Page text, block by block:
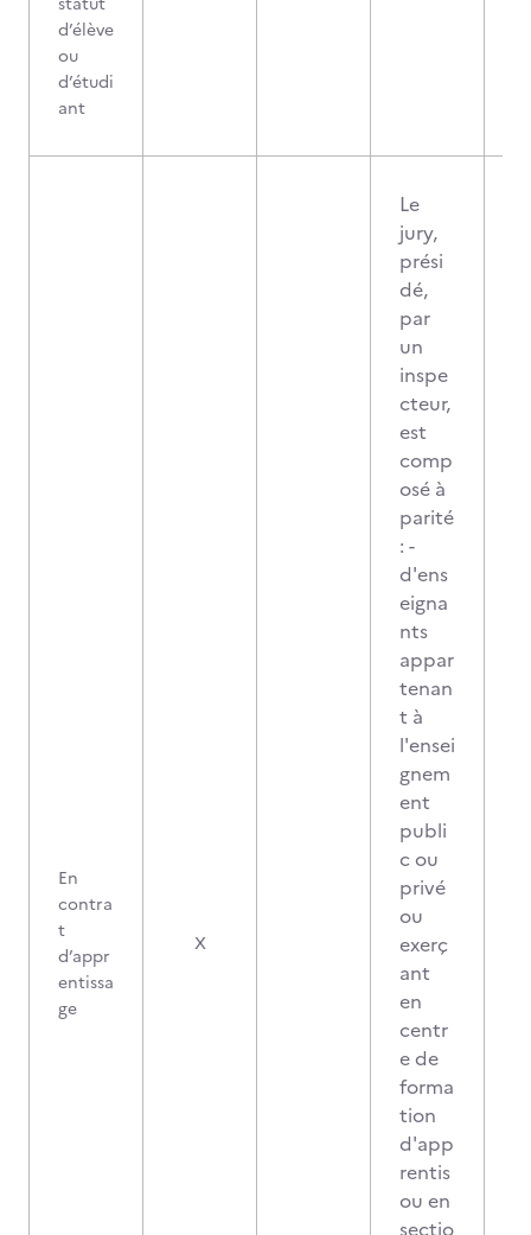
d’élève
ou
d’étudi
ant
En
contra
t
d’appr
entissa
ge
X
Le
jury,
prési
dé,
par
un
inspe
cteur,
est
comp
osé à
parité
: -
d'ens
eigna
nts
appar
tenan
t à
l'ensei
gnem
ent
publi
c ou
privé
ou
exerç
ant
en
centr
e de
forma
tion
d'app
rentis
ou en
sectio